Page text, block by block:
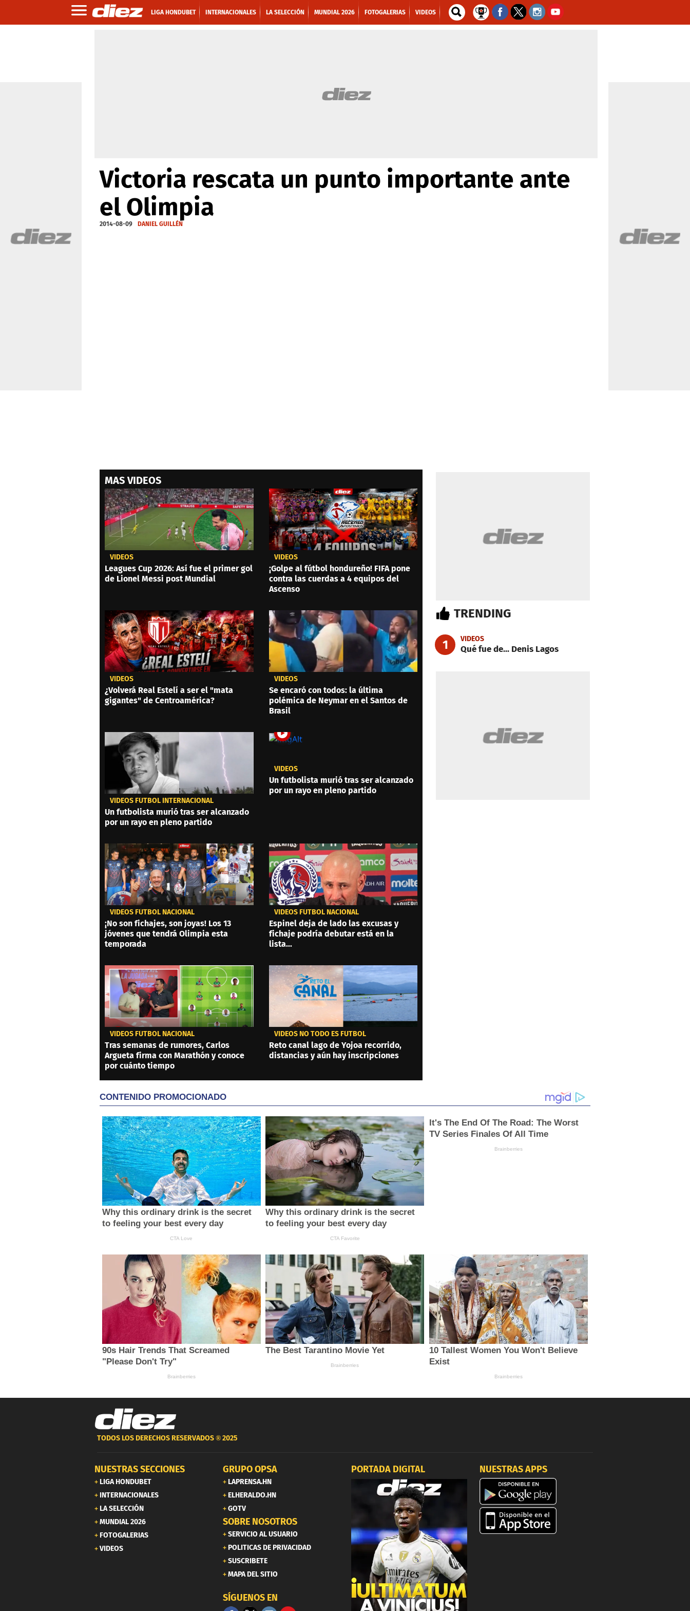
LIGA HONDUBET INTERNACIONALES LA SELECCIÓN MUNDIAL 2026 FOTOGALERIAS VIDEOS
Victoria rescata un punto importante ante
el Olimpia
2014-08-09 DANIEL GUILLÉN
MAS VIDEOS
VIDEOS
Leagues Cup 2026: Así fue el primer gol
de Lionel Messi post Mundial
VIDEOS
¡Golpe al fútbol hondureño! FIFA pone
contra las cuerdas a 4 equipos del
Ascenso
VIDEOS
¿Volverá Real Estelí a ser el "mata
gigantes" de Centroamérica?
VIDEOS
Se encaró con todos: la última
polémica de Neymar en el Santos de
Brasil
VIDEOS FÚTBOL INTERNACIONAL
Un futbolista murió tras ser alcanzado
por un rayo en pleno partido
VIDEOS
Un futbolista murió tras ser alcanzado
por un rayo en pleno partido
VIDEOS FÚTBOL NACIONAL
¡No son fichajes, son joyas! Los 13
jóvenes que tendrá Olimpia esta
temporada
VIDEOS FÚTBOL NACIONAL
Espinel deja de lado las excusas y
fichaje podría debutar está en la
lista...
VIDEOS FÚTBOL NACIONAL
Tras semanas de rumores, Carlos
Argueta firma con Marathón y conoce
por cuánto tiempo
VIDEOS NO TODO ES FÚTBOL
Reto canal lago de Yojoa recorrido,
distancias y aún hay inscripciones
TRENDING
1 VIDEOS
Qué fue de... Denis Lagos
TODOS LOS DERECHOS RESERVADOS ®2025
NUESTRAS SECCIONES
LIGA HONDUBET
INTERNACIONALES
LA SELECCIÓN
MUNDIAL 2026
FOTOGALERIAS
VIDEOS
GRUPO OPSA
LAPRENSA.HN
ELHERALDO.HN
GOTV
SOBRE NOSOTROS
SERVICIO AL USUARIO
POLITICAS DE PRIVACIDAD
SUSCRIBETE
MAPA DEL SITIO
SÍGUENOS EN
PORTADA DIGITAL NUESTRAS APPS